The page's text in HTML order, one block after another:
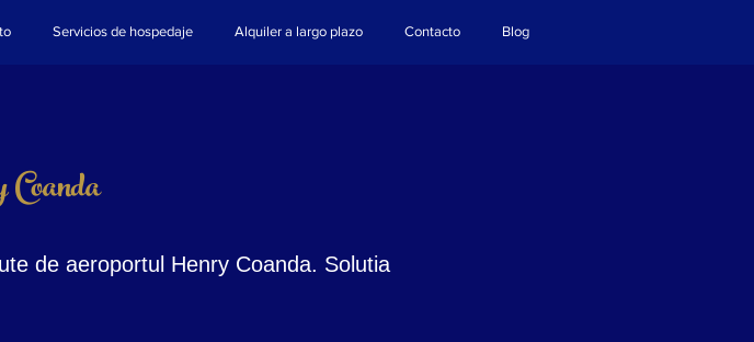
Servicios de hospedaje Alquiler a largo plazo Contacto Blog
de aeroportul Henry Coanda. Solutia